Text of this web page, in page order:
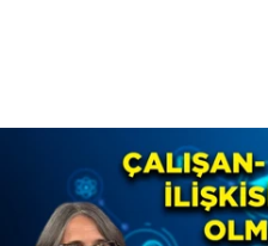
Başarılı bir
| Psk. Dr.